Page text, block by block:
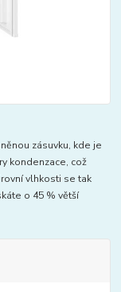
zásuvku, kde je
kondenzace, což
vlhkosti se tak
o 45 % větší